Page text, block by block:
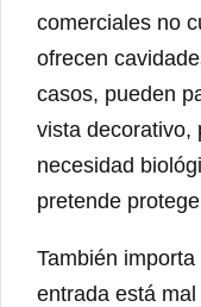
comerciales no
ofrecen
casos, pueden
vista decorativo,
necesidad
pretende
También
entrada está